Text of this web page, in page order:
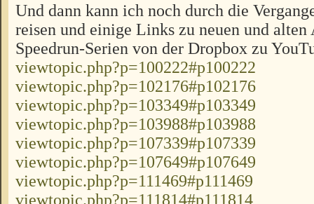
Und dann kann ich noch durch die
reisen und einige Links zu neuen und
Speedrun-Serien von der Dropbox zu
viewtopic.php?p=100222#p100222
viewtopic.php?p=102176#p102176
viewtopic.php?p=103349#p103349
viewtopic.php?p=103988#p103988
viewtopic.php?p=107339#p107339
viewtopic.php?p=107649#p107649
viewtopic.php?p=111469#p111469
viewtopic.php?p=111814#p111814